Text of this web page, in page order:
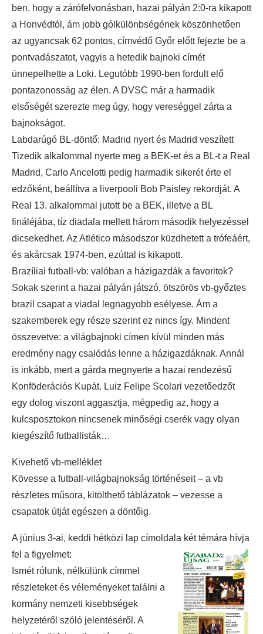
ben, hogy a zárófelvonásban, hazai pályán 2:0-ra kikapott
a Honvédtól, ám jobb gólkülönbségének köszönhetően
az ugyancsak 62 pontos, címvédő Győr előtt fejezte be a
pontvadászatot, vagyis a hetedik bajnoki címét
ünnepelhette a Loki. Legutóbb 1990-ben fordult elő
pontazonosság az élen. A DVSC már a harmadik
elsőségét szerezte meg úgy, hogy vereséggel zárta a
bajnokságot.
Labdarúgó BL-döntő: Madrid nyert és Madrid veszített
Tizedik alkalommal nyerte meg a BEK-et és a BL-t a Real
Madrid, Carlo Ancelotti pedig harmadik sikerét érte el
edzőként, beállítva a liverpooli Bob Paisley rekordját. A
Real 13. alkalommal jutott be a BEK, illetve a BL
fináléjába, tíz diadala mellett három második helyezéssel
dicsekedhet. Az Atlético másodszor küzdhetett a trófeáért,
és akárcsak 1974-ben, ezúttal is kikapott.
Brazíliai futball-vb: valóban a házigazdák a favoritok?
Sokak szerint a hazai pályán játszó, ötszörös vb-győztes
brazil csapat a viadal legnagyobb esélyese. Ám a
szakemberek egy része szerint ez nincs így. Mindent
összevetve: a világbajnoki címen kívül minden más
eredmény nagy csalódás lenne a házigazdáknak. Annál
is inkább, mert a gárda megnyerte a hazai rendezésű
Konföderációs Kupát. Luiz Felipe Scolari vezetőedzőt
egy dolog viszont aggasztja, mégpedig az, hogy a
kulcsposztokon nincsenek minőségi cserék vagy olyan
kiegészítő futballisták…
Kivehető vb-melléklet
Kövesse a futball-világbajnokság történéseit – a vb
részletes műsora, kitölthető táblázatok – vezesse a
csapatok útját egészen a döntőig.
A június 3-ai, keddi hétközi lap címoldala két témára hívja
fel a figyelmet:
Ismét rólunk, nélkülünk címmel
részleteket és véleményeket találni a
kormány nemzeti kisebbségek
helyzetéről szóló jelentéséről. A